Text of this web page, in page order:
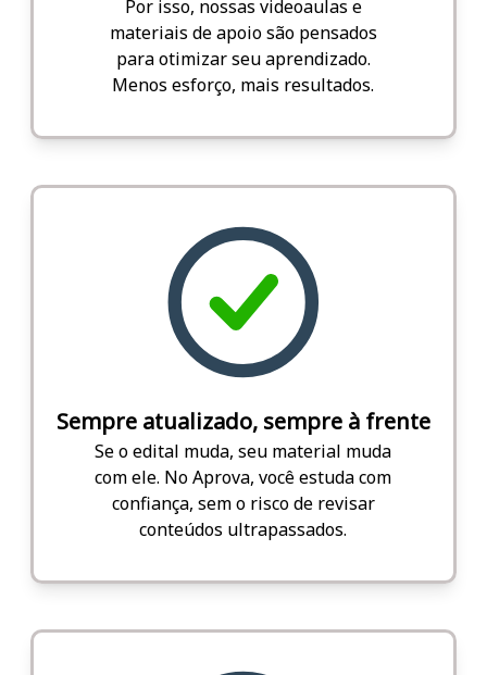
Por isso, nossas videoaulas e
materiais de apoio são pensados
para otimizar seu aprendizado.
Menos esforço, mais resultados.
Sempre atualizado, sempre à frente
Se o edital muda, seu material muda
com ele. No Aprova, você estuda com
confiança, sem o risco de revisar
conteúdos ultrapassados.